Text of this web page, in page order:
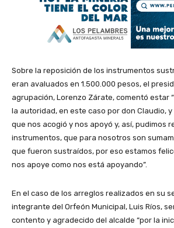
Sobre la reposición de los instrumentos
eran avaluados en 1.500.000 pesos, el
agrupación, Lorenzo Zárate, comentó estar
la autoridad, en este caso por don Claudio,
que nos acogió y nos apoyó y, así, pudimos
instrumentos, que para nosotros son
que fueron sustraídos, por eso estamos
nos apoye como nos está apoyando”.
En el caso de los arreglos realizados en su
integrante del Orfeón Municipal, Luis Ríos,
contento y agradecido del alcalde “por la